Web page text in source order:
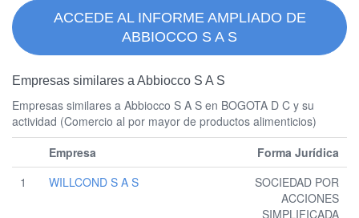
ACCEDE AL INFORME AMPLIADO DE
ABBIOCCO S A S
Empresas similares a Abbiocco S A S
Empresas similares a Abbiocco S A S en BOGOTA D C y su
actividad (Comercio al por mayor de productos alimenticios)
Empresa
Forma Jurídica
1
WILLCOND S A S
SOCIEDAD POR
ACCIONES
SIMPLIFICADA